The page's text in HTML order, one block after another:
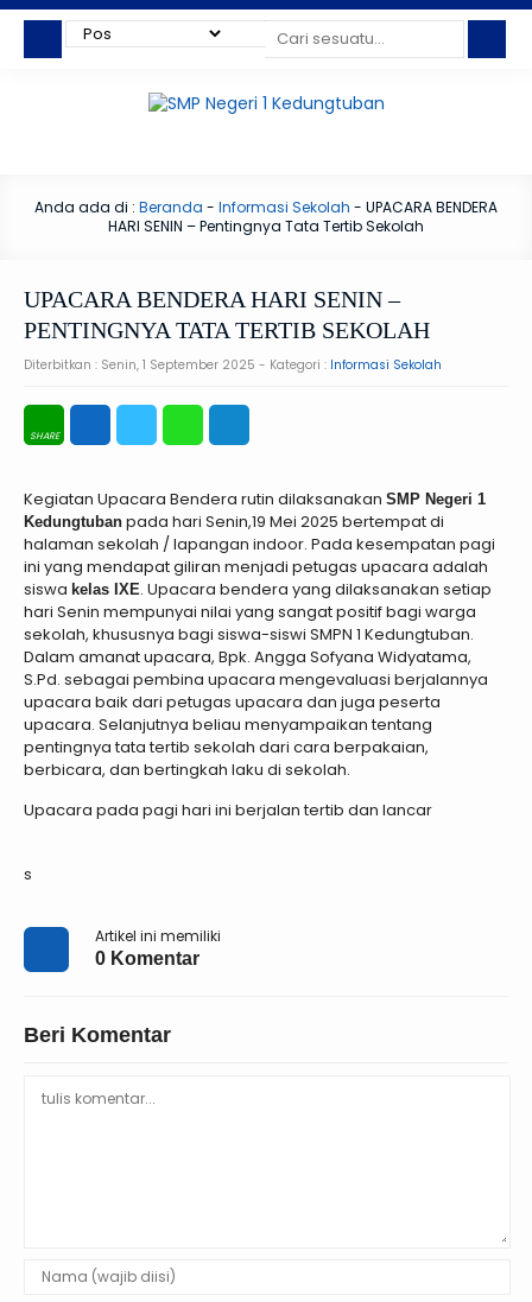
Anda ada di : Beranda - Informasi Sekolah - UPACARA BENDERA
HARI SENIN – Pentingnya Tata Tertib Sekolah
UPACARA BENDERA HARI SENIN –
PENTINGNYA TATA TERTIB SEKOLAH
Diterbitkan : Senin, 1 September 2025 - Kategori : Informasi Sekolah
Kegiatan Upacara Bendera rutin dilaksanakan SMP Negeri 1
Kedungtuban pada hari Senin,19 Mei 2025 bertempat di
halaman sekolah / lapangan indoor. Pada kesempatan pagi
ini yang mendapat giliran menjadi petugas upacara adalah
siswa kelas IXE. Upacara bendera yang dilaksanakan setiap
hari Senin mempunyai nilai yang sangat positif bagi warga
sekolah, khususnya bagi siswa-siswi SMPN 1 Kedungtuban.
Dalam amanat upacara, Bpk. Angga Sofyana Widyatama,
S.Pd. sebagai pembina upacara mengevaluasi berjalannya
upacara baik dari petugas upacara dan juga peserta
upacara. Selanjutnya beliau menyampaikan tentang
pentingnya tata tertib sekolah dari cara berpakaian,
berbicara, dan bertingkah laku di sekolah.
Upacara pada pagi hari ini berjalan tertib dan lancar
s
Artikel ini memiliki
0 Komentar
Beri Komentar